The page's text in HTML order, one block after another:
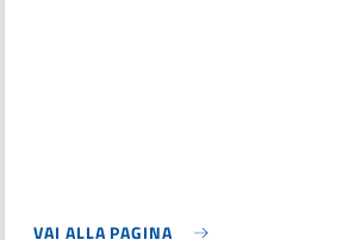
VAI ALLA PAGINA